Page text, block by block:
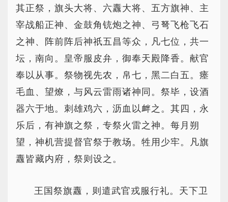
其正祭，旗头大将、六纛大将、五方旗神、主
宰战船正神、金鼓角铳炮之神、弓弩飞枪飞石
之神、阵前阵后神祇五昌等众，凡七位，共一
坛，南向。皇帝服皮弁，御奉天殿降香。献官
奉以从事。祭物视先农，帛七，黑二白五。瘗
毛血、望燎，与风云雷雨诸神同。祭毕，设酒
器六于地。刺雄鸡六，沥血以衅之。其四，永
乐后，有神旗之祭，专祭火雷之神。每月朔
望，神机营提督官祭于教场。牲用少牢。凡旗
纛皆藏内府，祭则设之。
王国祭旗纛，则遣武官戎服行礼。天下卫